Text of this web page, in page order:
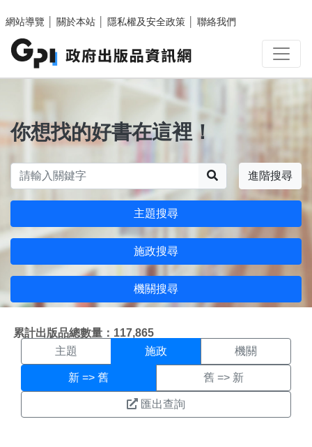
網站導覽
關於本站 隱私權及安全政策 聯絡我們
你想找的好書在這裡！
進階搜尋
主題搜尋
施政搜尋
機關搜尋
累計出版品總數量：117,865
施政搜尋結果頁面
主題 施政 機關
新 => 舊 舊 => 新
匯出查詢